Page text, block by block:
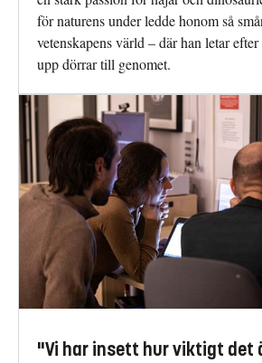
för naturens under ledde honom så
vetenskapens värld – där han letar
upp dörrar till genomet.
"Vi har insett hur viktigt det